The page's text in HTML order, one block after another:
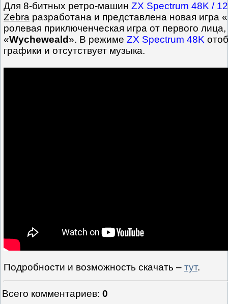
Для 8-битных ретро-машин ZX Spectrum 48K /
Zebra разработана и представлена новая игра «
ролевая приключенческая игра от первого лица,
«Wycheweald». В режиме ZX Spectrum 48K
графики и отсутствует музыка.
Подробности и возможность скачать – тут.
Всего комментариев: 0